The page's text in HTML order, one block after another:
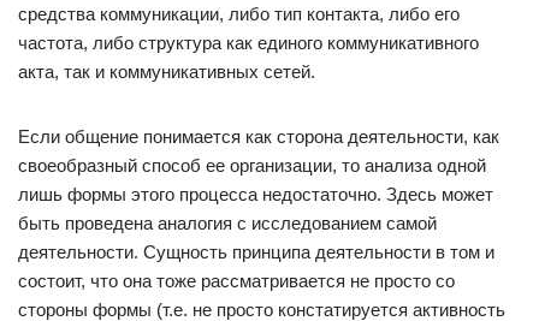
средства коммуникации, либо тип контакта, либо его
частота, либо структура как единого коммуникативного
акта, так и коммуникативных сетей.
Если общение понимается как сторона деятельности, как
своеобразный способ ее организации, то анализа одной
лишь формы этого процесса недостаточно. Здесь может
быть проведена аналогия с исследованием самой
деятельности. Сущность принципа деятельности в том и
состоит, что она тоже рассматривается не просто со
стороны формы (т.е. не просто констатируется активность